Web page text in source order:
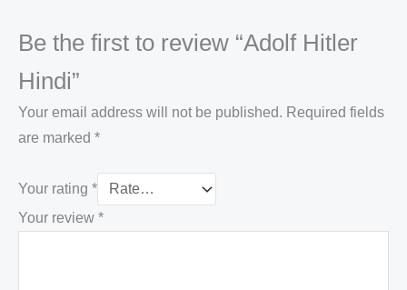
Be the first to review “Adolf Hitler
Hindi”
Your email address will not be published. Required fields
are marked *
Your rating *
Your review *